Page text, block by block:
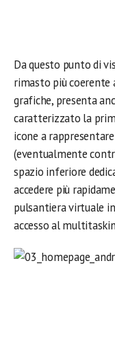
Da questo punto di
rimasto più coerente
grafiche, presenta
caratterizzato la
icone a
(eventualmente
spazio inferiore
accedere più
pulsantiera virtuale
accesso al